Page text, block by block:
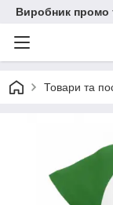
Виробник промо
Товари та